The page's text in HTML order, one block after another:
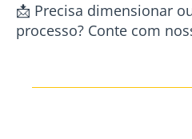
📩 Precisa dimensionar
processo? Conte com